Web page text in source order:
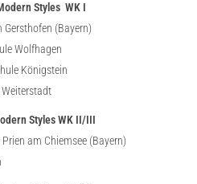
Styles WK I
(Bayern)
Wolfhagen
Königstein
Styles WK II/III
am Chiemsee (Bayern)